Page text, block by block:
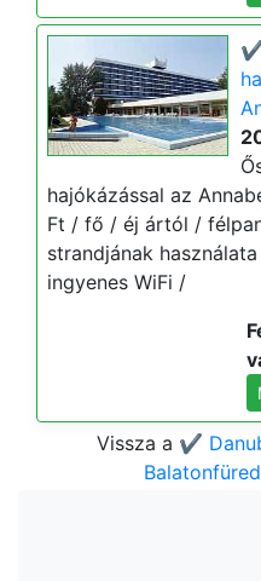
✔️
hajókázással az
Ft / fő / éj ártól /
strandjának
ingyenes WiFi /
Vissza a ✔️